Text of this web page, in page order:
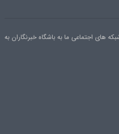
های اجتماعی ما به باشگاه خبرنگاران به